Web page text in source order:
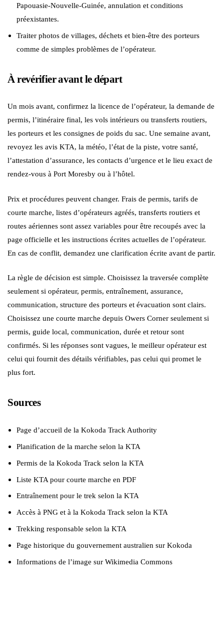
Papouasie-Nouvelle-Guinée, annulation et conditions
préexistantes.
Traiter photos de villages, déchets et bien-être des porteurs
comme de simples problèmes de l’opérateur.
À revérifier avant le départ
Un mois avant, confirmez la licence de l’opérateur, la demande de
permis, l’itinéraire final, les vols intérieurs ou transferts routiers,
les porteurs et les consignes de poids du sac. Une semaine avant,
revoyez les avis KTA, la météo, l’état de la piste, votre santé,
l’attestation d’assurance, les contacts d’urgence et le lieu exact de
rendez-vous à Port Moresby ou à l’hôtel.
Prix et procédures peuvent changer. Frais de permis, tarifs de
courte marche, listes d’opérateurs agréés, transferts routiers et
routes aériennes sont assez variables pour être recoupés avec la
page officielle et les instructions écrites actuelles de l’opérateur.
En cas de conflit, demandez une clarification écrite avant de partir.
La règle de décision est simple. Choisissez la traversée complète
seulement si opérateur, permis, entraînement, assurance,
communication, structure des porteurs et évacuation sont clairs.
Choisissez une courte marche depuis Owers Corner seulement si
permis, guide local, communication, durée et retour sont
confirmés. Si les réponses sont vagues, le meilleur opérateur est
celui qui fournit des détails vérifiables, pas celui qui promet le
plus fort.
Sources
Page d’accueil de la Kokoda Track Authority
Planification de la marche selon la KTA
Permis de la Kokoda Track selon la KTA
Liste KTA pour courte marche en PDF
Entraînement pour le trek selon la KTA
Accès à PNG et à la Kokoda Track selon la KTA
Trekking responsable selon la KTA
Page historique du gouvernement australien sur Kokoda
Informations de l’image sur Wikimedia Commons